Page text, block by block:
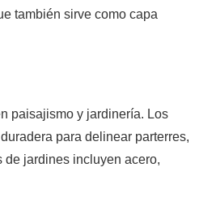
también sirve como capa
paisajismo y jardinería. Los
para delinear parterres,
de jardines incluyen acero,